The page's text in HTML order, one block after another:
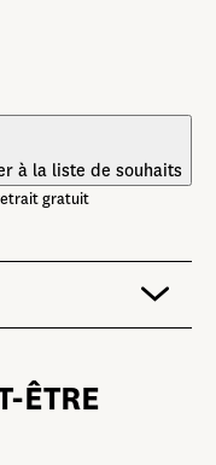
à la liste de souhaits
gratuit
ÊTRE